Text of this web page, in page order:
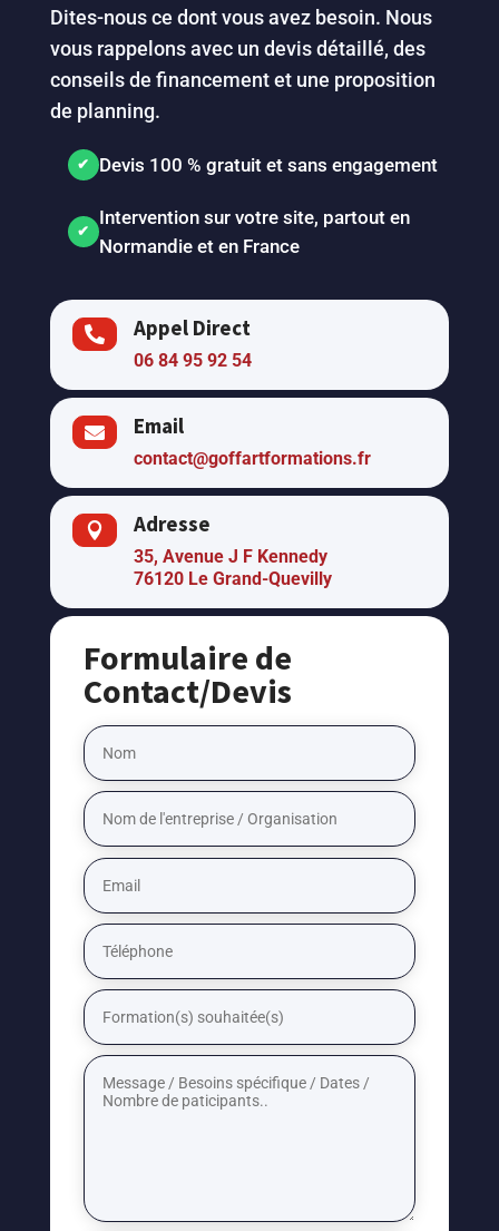
Dites-nous ce dont vous avez besoin. Nous
vous rappelons avec un devis détaillé, des
conseils de financement et une proposition
de planning.
Devis 100 % gratuit et sans engagement
Intervention sur votre site, partout en
Normandie et en France
 Appel Direct
06 84 95 92 54
 Email
contact@goffartformations.fr
 Adresse
35, Avenue J F Kennedy
76120 Le Grand-Quevilly
Formulaire de
Contact/Devis